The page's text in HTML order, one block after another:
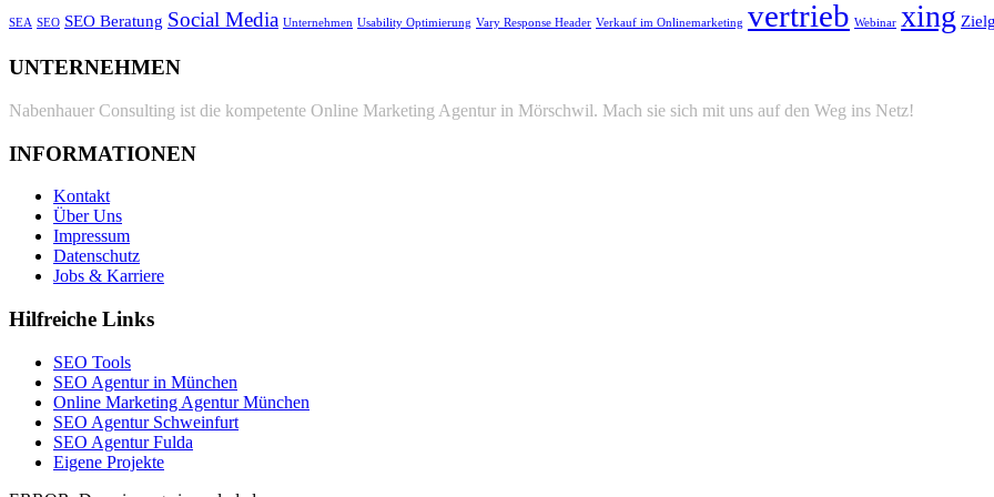
SEA SEO SEO Beratung Social Media Unternehmen Usability Optimierung Vary Response Header Verkauf im Onlinemarketing vertrieb Webinar xing
UNTERNEHMEN
Nabenhauer Consulting ist die kompetente Online Marketing Agentur in Mörschwil. Mach sie sich mit uns auf den Weg ins Netz!
INFORMATIONEN
Kontakt
Über Uns
Impressum
Datenschutz
Jobs & Karriere
Hilfreiche Links
SEO Tools
SEO Agentur in München
Online Marketing Agentur München
SEO Agentur Schweinfurt
SEO Agentur Fulda
Eigene Projekte